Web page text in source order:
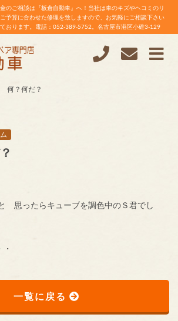
のご相談は『板倉自動車』へ！当社は車のキズやヘコミのリ
予算に合わせた修理を致しますので、お気軽にご相談下さい
おります。電話：052-389-5752。名古屋市港区小碓3-129
何？何だ？
思ったらキューブを調色中のＳ君でし
一覧に戻る